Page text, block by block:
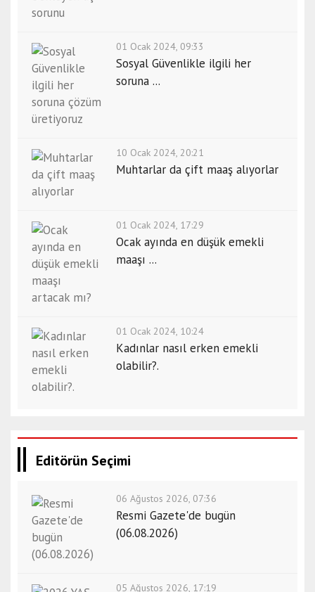
01 Ocak 2024, 09:33
Sosyal Güvenlikle ilgili her
soruna ...
10 Ocak 2024, 20:21
Muhtarlar da çift maaş alıyorlar
01 Ocak 2024, 17:29
Ocak ayında en düşük emekli
maaşı ...
01 Ocak 2024, 10:24
Kadınlar nasıl erken emekli
olabilir?.
Editörün Seçimi
06 Ağustos 2026, 07:36
Resmi Gazete'de bugün
(06.08.2026)
05 Ağustos 2026, 17:19